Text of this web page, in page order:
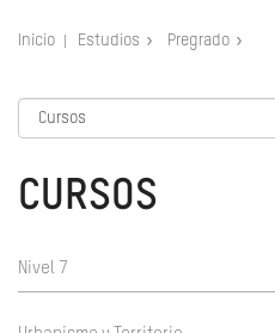
Inicio Estudios Pregrado
CURSOS
Nivel 7